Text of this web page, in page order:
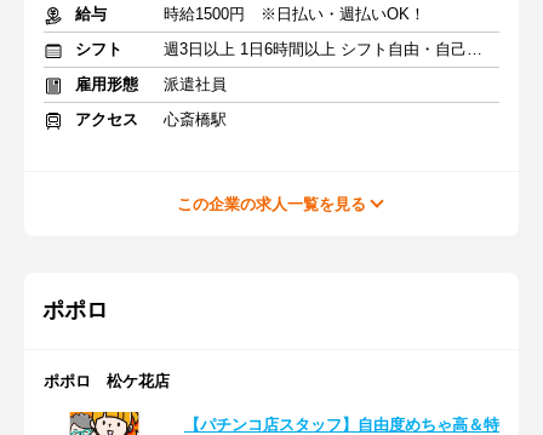
給与
時給1500円 ※日払い・週払いOK！
シフト
週3日以上 1日6時間以上 シフト自由・自己申告
雇用形態
派遣社員
アクセス
心斎橋駅
この企業の求人一覧を見る
ポポロ
ポポロ 松ケ花店
【パチンコ店スタッフ】自由度めちゃ高＆特